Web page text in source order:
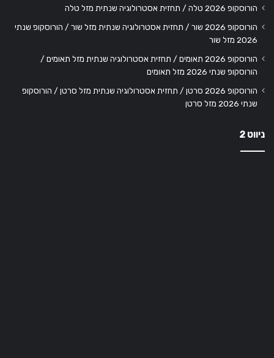
הורוסקופ 2026 טלה / תחזית אסטרולוגיה שנתית מזל טלה
הורוסקופ 2026 שור / תחזית אסטרולוגיה שנתית מזל שור / הורוסקופ שנתי
2026 מזל שור
הורוסקופ 2026 תאומים / תחזית אסטרולוגיה שנתית מזל תאומים /
הורוסקופ שנתי 2026 מזל תאומים
הורוסקופ 2026 סרטן / תחזית אסטרולוגיה שנתית מזל סרטן / הורוסקופ
שנתי 2026 מזל סרטן
ניווט 2